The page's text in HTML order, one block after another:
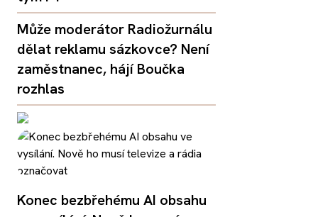
Může moderátor Radiožurnálu
dělat reklamu sázkovce? Není
zaměstnanec, hájí Boučka
rozhlas
Konec bezbřehému AI obsahu